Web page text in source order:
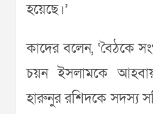
হয়েছে।’
কাদের বলেন, ‘বৈঠকে
চয়ন ইসলামকে
হারুনুর রশিদকে সদস্য